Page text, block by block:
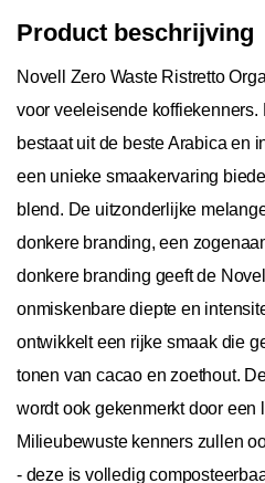
Product beschrijving
Novell Zero Waste Ristretto
voor veeleisende koffiekenners.
bestaat uit de beste Arabica en
een unieke smaakervaring
blend. De uitzonderlijke
donkere branding, een
donkere branding geeft de
onmiskenbare diepte en
ontwikkelt een rijke smaak die
tonen van cacao en zoethout.
wordt ook gekenmerkt door een
Milieubewuste kenners zullen
- deze is volledig